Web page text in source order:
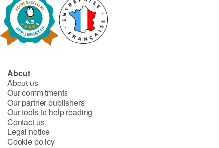
About
About us
Our commitments
Our partner publishers
Our tools to help reading
Contact us
Legal notice
Cookie policy